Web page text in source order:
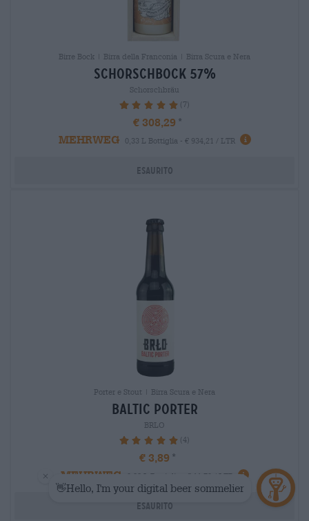
Birre Bock | Birra della Franconia | Birra Scura e Nera
schorschbock 57%
Schorschbräu
100% (7)
€ 308,29
MEHRWEG
0,33 L Bottiglia - € 934,21 / LTR
Esaurito
Porter e Stout | Birra Scura e Nera
baltic porter
BRLO
100% (4)
€ 3,89
MEHRWEG
0,33 L Bottiglia - € 11,79 / LTR
Esaurito